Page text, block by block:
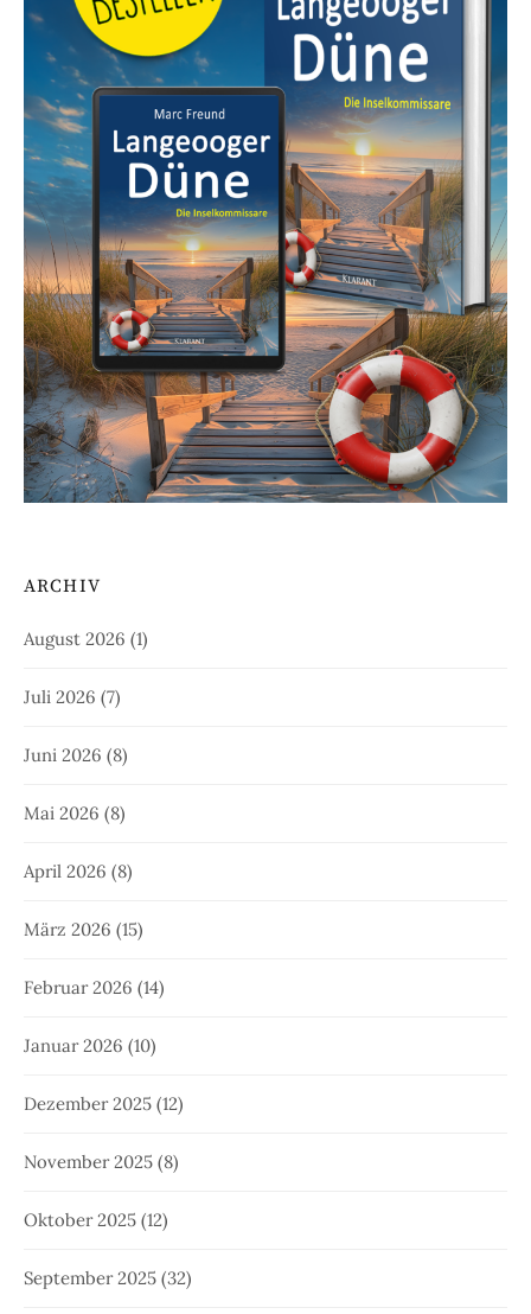
ARCHIV
August 2026 (1)
Juli 2026 (7)
Juni 2026 (8)
Mai 2026 (8)
April 2026 (8)
März 2026 (15)
Februar 2026 (14)
Januar 2026 (10)
Dezember 2025 (12)
November 2025 (8)
Oktober 2025 (12)
September 2025 (32)